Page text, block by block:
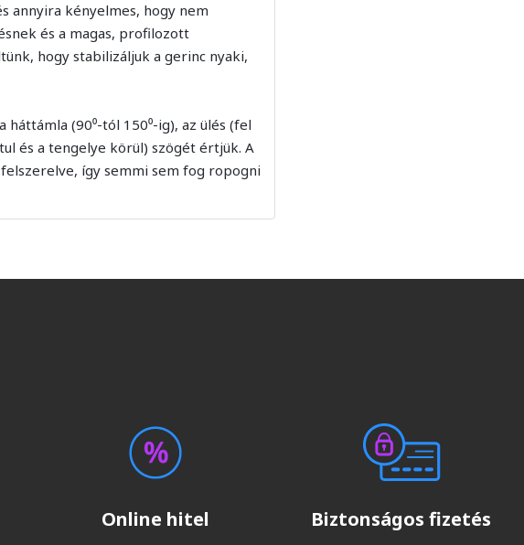
annyira kényelmes, hogy nem
és a magas, profilozott
hogy stabilizáljuk a gerinc nyaki,
(90⁰-tól 150⁰-ig), az ülés (fel
és a tengelye körül) szögét értjük. A
így semmi sem fog ropogni
Online hitel Biztonságos fizetés